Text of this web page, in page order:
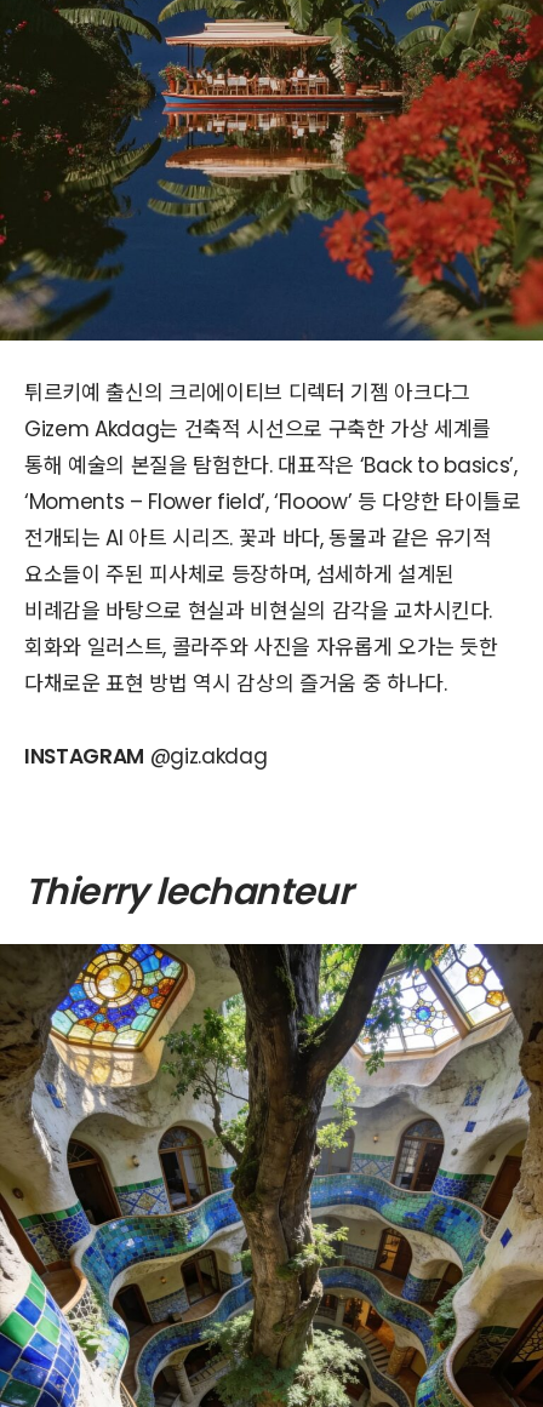
튀르키예 출신의 크리에이티브 디렉터 기젬 아크다그
Gizem Akdag는 건축적 시선으로 구축한 가상 세계를
통해 예술의 본질을 탐험한다. 대표작은 ‘Back to basics’,
‘Moments – Flower field’, ‘Flooow’ 등 다양한 타이틀로
전개되는 AI 아트 시리즈. 꽃과 바다, 동물과 같은 유기적
요소들이 주된 피사체로 등장하며, 섬세하게 설계된
비례감을 바탕으로 현실과 비현실의 감각을 교차시킨다.
회화와 일러스트, 콜라주와 사진을 자유롭게 오가는 듯한
다채로운 표현 방법 역시 감상의 즐거움 중 하나다.
INSTAGRAM @giz.akdag
Thierry lechanteur